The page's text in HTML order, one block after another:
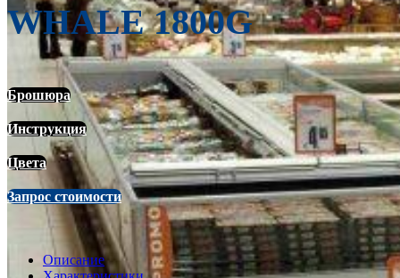
WHALE 1800G
Брошюра
Инструкция
Цвета
Запрос стоимости
Описание